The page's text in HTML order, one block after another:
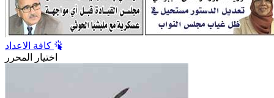
اختيار المحرر